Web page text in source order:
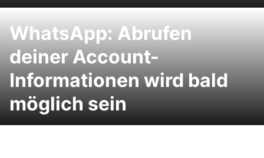
WhatsApp: Abrufen
deiner Account-
Informationen wird bald
möglich sein